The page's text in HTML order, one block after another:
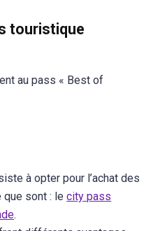
touristique
au pass « Best of
à opter pour l’achat des
que sont : lecity pass
.